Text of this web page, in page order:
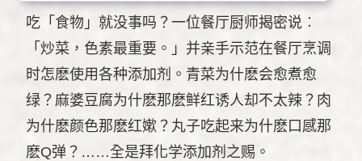
吃「食物」就没事吗？一位餐厅厨师揭密说︰
「炒菜，色素最重要。」并亲手示范在餐厅烹调
时怎麽使用各种添加剂。青菜为什麽会愈煮愈
绿？麻婆豆腐为什麽那麽鲜红诱人却不太辣？肉
为什麽颜色那麽红嫰？丸子吃起来为什麽口感那
麽Q弹？……全是拜化学添加剂之赐。